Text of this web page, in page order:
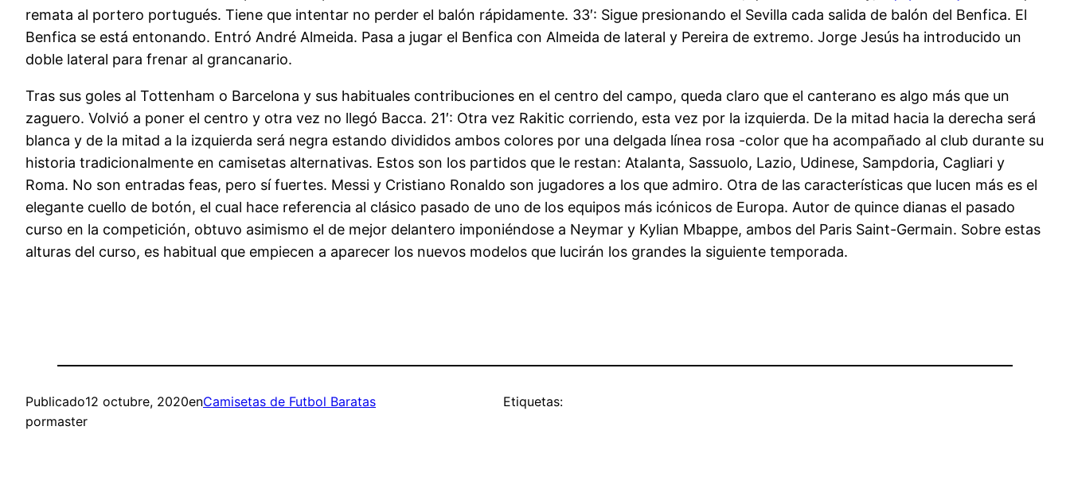
remata al portero portugués. Tiene que intentar no perder el balón rápidamente. 33′: Sigue presionando el Sevilla cada salida de balón del Benfica. El
Benfica se está entonando. Entró André Almeida. Pasa a jugar el Benfica con Almeida de lateral y Pereira de extremo. Jorge Jesús ha introducido un
doble lateral para frenar al grancanario.
Tras sus goles al Tottenham o Barcelona y sus habituales contribuciones en el centro del campo, queda claro que el canterano es algo más que un
zaguero. Volvió a poner el centro y otra vez no llegó Bacca. 21′: Otra vez Rakitic corriendo, esta vez por la izquierda. De la mitad hacia la derecha será
blanca y de la mitad a la izquierda será negra estando divididos ambos colores por una delgada línea rosa -color que ha acompañado al club durante su
historia tradicionalmente en camisetas alternativas. Estos son los partidos que le restan: Atalanta, Sassuolo, Lazio, Udinese, Sampdoria, Cagliari y
Roma. No son entradas feas, pero sí fuertes. Messi y Cristiano Ronaldo son jugadores a los que admiro. Otra de las características que lucen más es el
elegante cuello de botón, el cual hace referencia al clásico pasado de uno de los equipos más icónicos de Europa. Autor de quince dianas el pasado
curso en la competición, obtuvo asimismo el de mejor delantero imponiéndose a Neymar y Kylian Mbappe, ambos del Paris Saint-Germain. Sobre estas
alturas del curso, es habitual que empiecen a aparecer los nuevos modelos que lucirán los grandes la siguiente temporada.
Publicado12 octubre, 2020enCamisetas de Futbol Baratas
pormaster
Etiquetas: